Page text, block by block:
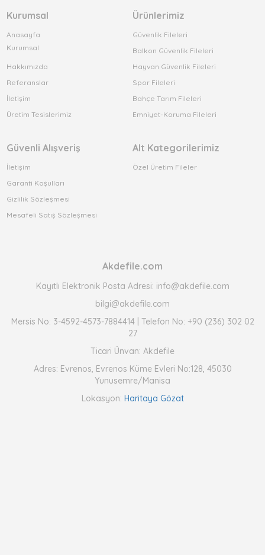
Kurumsal
Anasayfa
Kurumsal
Hakkımızda
Referanslar
İletişim
Üretim Tesislerimiz
Ürünlerimiz
Güvenlik Fileleri
Balkon Güvenlik Fileleri
Hayvan Güvenlik Fileleri
Spor Fileleri
Bahçe Tarım Fileleri
Emniyet-Koruma Fileleri
Güvenli Alışveriş
İletişim
Garanti Koşulları
Gizlilik Sözleşmesi
Mesafeli Satış Sözleşmesi
Alt Kategorilerimiz
Özel Üretim Fileler
Akdefile.com
Kayıtlı Elektronik Posta Adresi: info@akdefile.com
bilgi@akdefile.com
Mersis No: 3-4592-4573-7884414 | Telefon No: +90 (236) 302 02
27
Ticari Ünvan: Akdefile
Adres: Evrenos, Evrenos Küme Evleri No:128, 45030
Yunusemre/Manisa
Lokasyon: Haritaya Gözat